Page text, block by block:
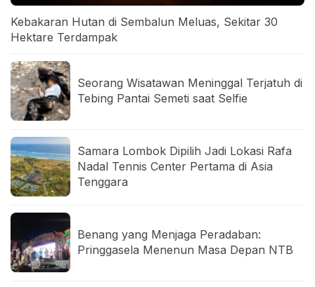
Kebakaran Hutan di Sembalun Meluas, Sekitar 30
Hektare Terdampak
Seorang Wisatawan Meninggal Terjatuh di
Tebing Pantai Semeti saat Selfie
Samara Lombok Dipilih Jadi Lokasi Rafa
Nadal Tennis Center Pertama di Asia
Tenggara
Benang yang Menjaga Peradaban:
Pringgasela Menenun Masa Depan NTB